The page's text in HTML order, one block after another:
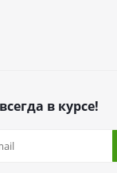
в курсе!